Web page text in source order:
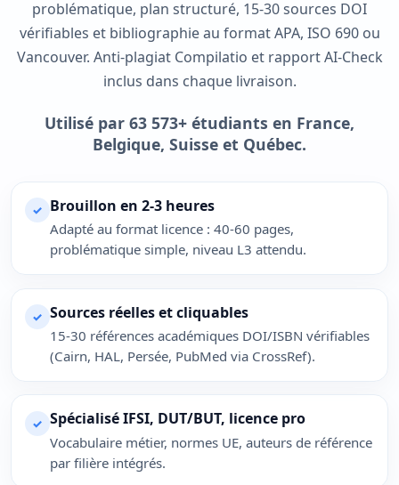
problématique, plan structuré, 15-30 sources DOI
vérifiables et bibliographie au format APA, ISO 690 ou
Vancouver. Anti-plagiat Compilatio et rapport AI-Check
inclus dans chaque livraison.
Utilisé par 63 573+ étudiants en France,
Belgique, Suisse et Québec.
✓ Brouillon en 2-3 heures
Adapté au format licence : 40-60 pages,
problématique simple, niveau L3 attendu.
✓ Sources réelles et cliquables
15-30 références académiques DOI/ISBN vérifiables
(Cairn, HAL, Persée, PubMed via CrossRef).
✓ Spécialisé IFSI, DUT/BUT, licence pro
Vocabulaire métier, normes UE, auteurs de référence
par filière intégrés.